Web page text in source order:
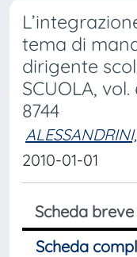
tema di
dirigente
SCUOLA, vol.
8744
2010-01-01
Scheda breve
Scheda